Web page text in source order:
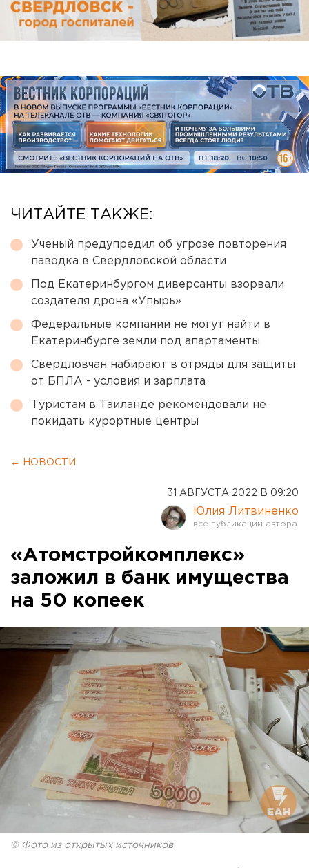
ЧИТАЙТЕ ТАКЖЕ:
Ученый предупредил об угрозе повторения
паводка в Свердловской области
Под Екатеринбургом диверсанты взорвали
создателя дрона «Упырь»
Федеральные компании не могут найти в
Екатеринбурге земли под апартаменты
Свердловчан набирают в отряды для защиты
от БПЛА - условия и зарплата
Туристам в Таиланде рекомендовали не
покидать курортные центры
← НОВОСТИ
31 АВГУСТА 2022 В 09:20
Юлия Литвиненко
«Атомстройкомплекс»
заложил в банк имущества
на 50 копеек
© Фото из открытых источников